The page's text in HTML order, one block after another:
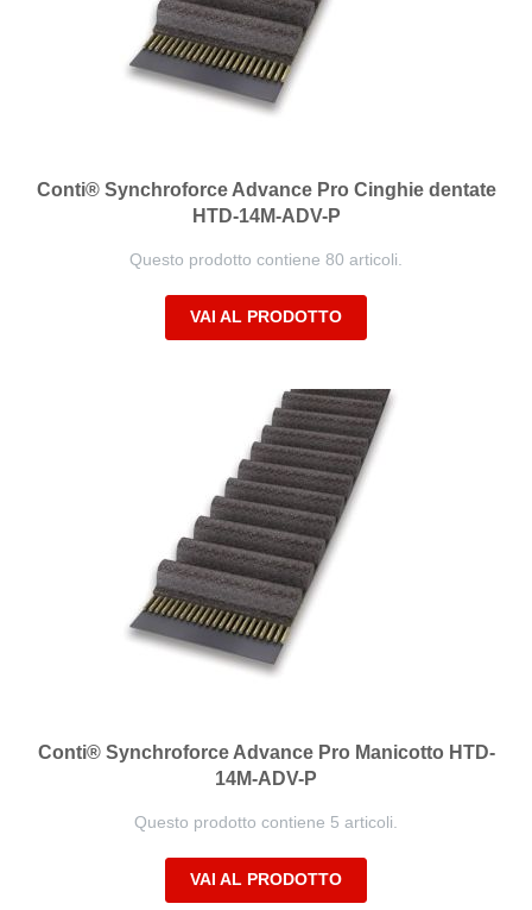
Conti® Synchroforce Advance Pro Cinghie dentate
HTD-14M-ADV-P
Questo prodotto contiene 80 articoli.
VAI AL PRODOTTO
Conti® Synchroforce Advance Pro Manicotto HTD-
14M-ADV-P
Questo prodotto contiene 5 articoli.
VAI AL PRODOTTO